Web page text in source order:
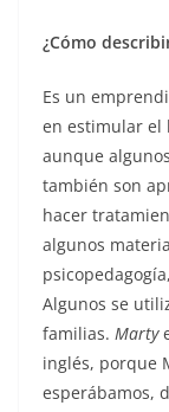
¿Cómo
Es un
en estimular el
aunque
también son
hacer
algunos
Algunos se
familias. Marty
inglés, porque
esperábamos,